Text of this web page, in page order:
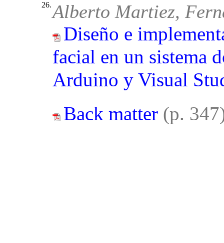
26.Alberto Martiez,
Diseño e
facial en un sistema
Arduino y Visual
Back matter (p.